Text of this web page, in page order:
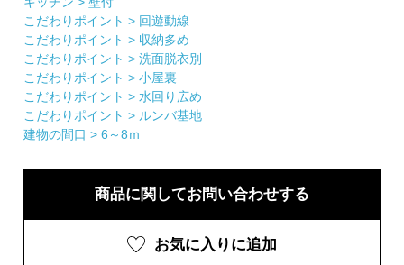
こだわりポイント > 回遊動線
こだわりポイント > 収納多め
こだわりポイント > 洗面脱衣別
こだわりポイント > 小屋裏
こだわりポイント > 水回り広め
こだわりポイント > ルンバ基地
建物の間口 > 6～8ｍ
商品に関してお問い合わせする
お気に入りに追加